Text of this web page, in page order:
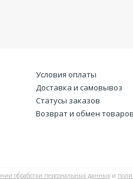
Условия оплаты
Доставка и самовывоз
Статусы заказов
Возврат и обмен товаров
обработки персональных данных и